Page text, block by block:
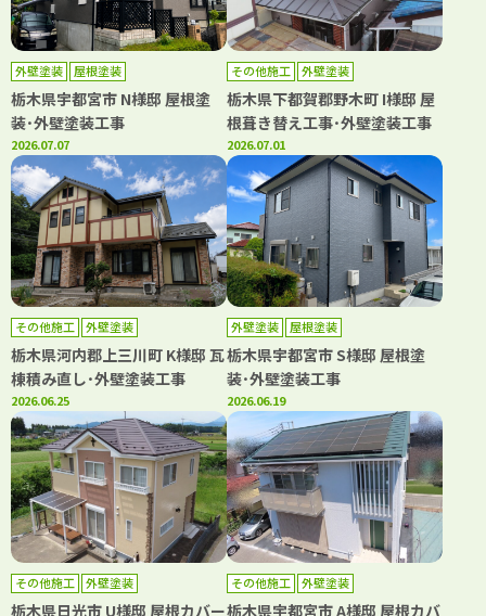
外壁塗装 屋根塗装
栃木県宇都宮市 N様邸 屋根塗
装･外壁塗装工事
2026.07.07
その他施工 外壁塗装
栃木県下都賀郡野木町 I様邸 屋
根葺き替え工事･外壁塗装工事
2026.07.01
その他施工 外壁塗装
栃木県河内郡上三川町 K様邸 瓦
棟積み直し･外壁塗装工事
2026.06.25
外壁塗装 屋根塗装
栃木県宇都宮市 S様邸 屋根塗
装･外壁塗装工事
2026.06.19
その他施工 外壁塗装
栃木県日光市 U様邸 屋根カバー
その他施工 外壁塗装
栃木県宇都宮市 A様邸 屋根カバ